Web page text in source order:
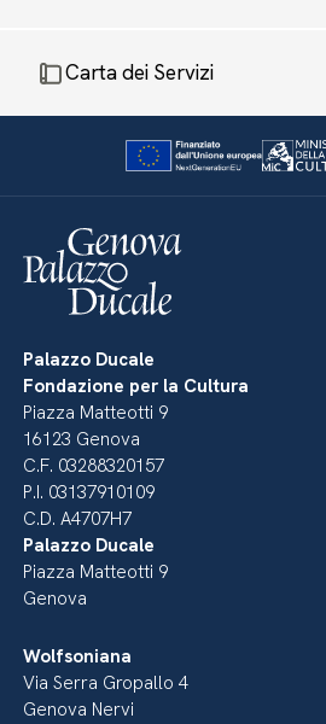
Carta dei Servizi
Palazzo Ducale
Fondazione per la Cultura
Piazza Matteotti 9
16123 Genova
C.F. 03288320157
P.I. 03137910109
C.D. A4707H7
Palazzo Ducale
Piazza Matteotti 9
Genova
Wolfsoniana
Via Serra Gropallo 4
Genova Nervi